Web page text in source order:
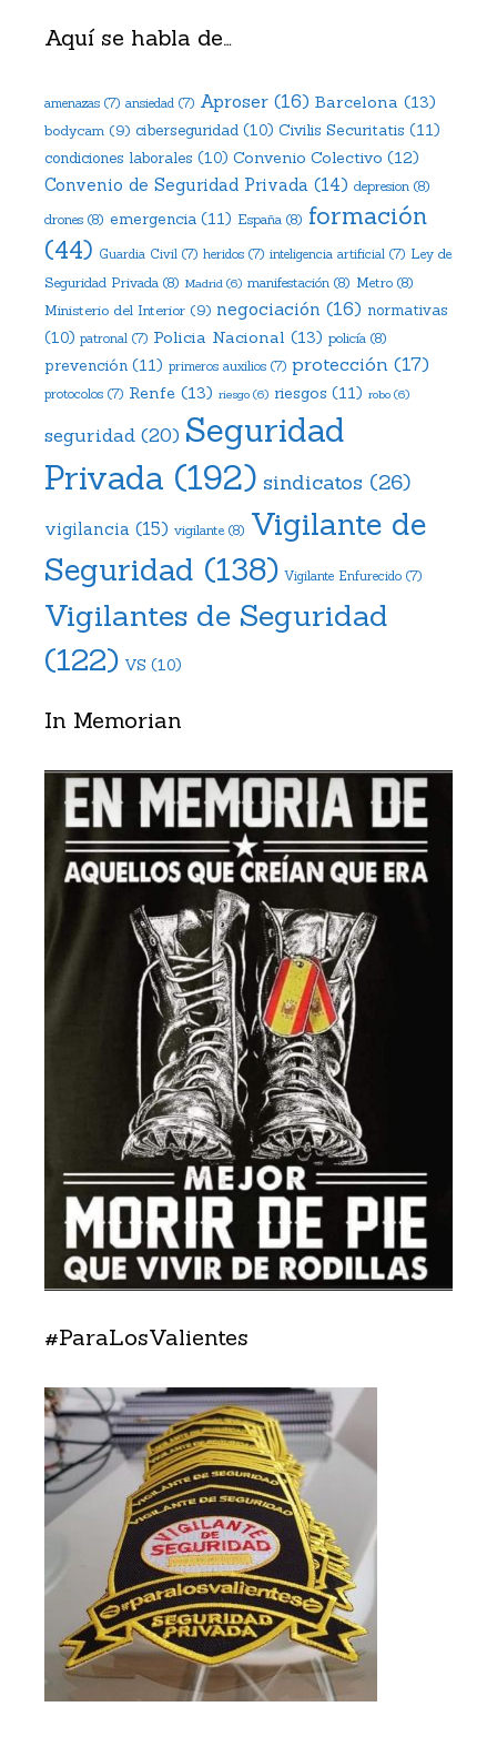
Aquí se habla de…
amenazas (7) ansiedad (7) Aproser (16) Barcelona (13)
bodycam (9) ciberseguridad (10) Civilis Securitatis (11)
condiciones laborales (10) Convenio Colectivo (12)
Convenio de Seguridad Privada (14) depresion (8)
drones (8) emergencia (11) España (8) formación
(44) Guardia Civil (7) heridos (7) inteligencia artificial (7) Ley de
Seguridad Privada (8) Madrid (6) manifestación (8) Metro (8)
Ministerio del Interior (9) negociación (16) normativas
(10) patronal (7) Policia Nacional (13) policía (8)
prevención (11) primeros auxilios (7) protección (17)
protocolos (7) Renfe (13) riesgo (6) riesgos (11) robo (6)
seguridad (20) Seguridad
Privada (192) sindicatos (26)
vigilancia (15) vigilante(8) Vigilante de
Seguridad (138) Vigilante Enfurecido (7)
Vigilantes de Seguridad
(122) VS (10)
In Memorian
#ParaLosValientes